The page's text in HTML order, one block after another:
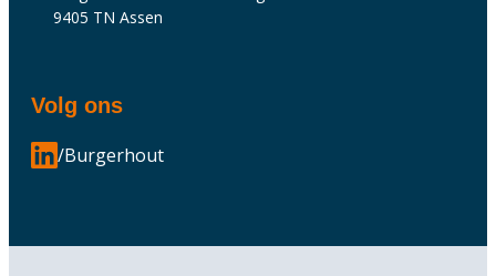
9405 TN Assen
Volg ons
/Burgerhout